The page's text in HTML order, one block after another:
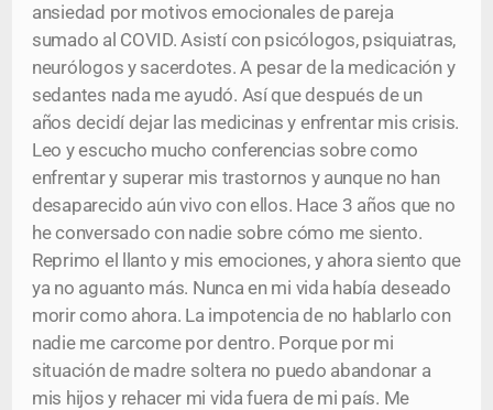
ansiedad por motivos emocionales de pareja
sumado al COVID. Asistí con psicólogos, psiquiatras,
neurólogos y sacerdotes. A pesar de la medicación y
sedantes nada me ayudó. Así que después de un
años decidí dejar las medicinas y enfrentar mis crisis.
Leo y escucho mucho conferencias sobre como
enfrentar y superar mis trastornos y aunque no han
desaparecido aún vivo con ellos. Hace 3 años que no
he conversado con nadie sobre cómo me siento.
Reprimo el llanto y mis emociones, y ahora siento que
ya no aguanto más. Nunca en mi vida había deseado
morir como ahora. La impotencia de no hablarlo con
nadie me carcome por dentro. Porque por mi
situación de madre soltera no puedo abandonar a
mis hijos y rehacer mi vida fuera de mi país. Me